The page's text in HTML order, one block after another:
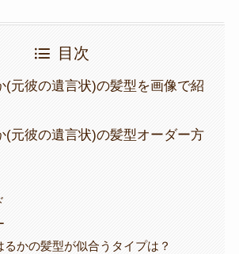
目次
(元彼の遺言状)の髪型を画像で紹
(元彼の遺言状)の髪型オーダー方
るかの髪型が似合うタイプは？